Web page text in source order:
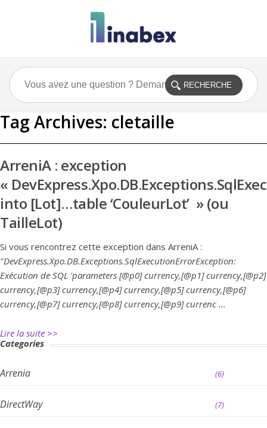
Tag Archives: cletaille
ArreniA : exception
«
into [Lot]…table ‘CouleurLot’ » (ou
TailleLot)
Si vous rencontrez cette exception dans ArreniA :
"DevExpress.Xpo.DB.Exceptions.SqlExecutionErrorException:
Exécution de SQL 'parameters [@p0] currency,[@p1] currency,[@p2]
currency,[@p3] currency,[@p4] currency,[@p5] currency,[@p6]
currency,[@p7] currency,[@p8] currency,[@p9] currenc ...
Lire la suite >>
Categories
Arrenia (6)
DirectWay (7)